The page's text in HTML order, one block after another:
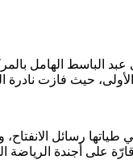
الـ22 كلم، حيث توّج العداء
حيث فازت
رسائل الانفتاح،
على أجندة الرياضة